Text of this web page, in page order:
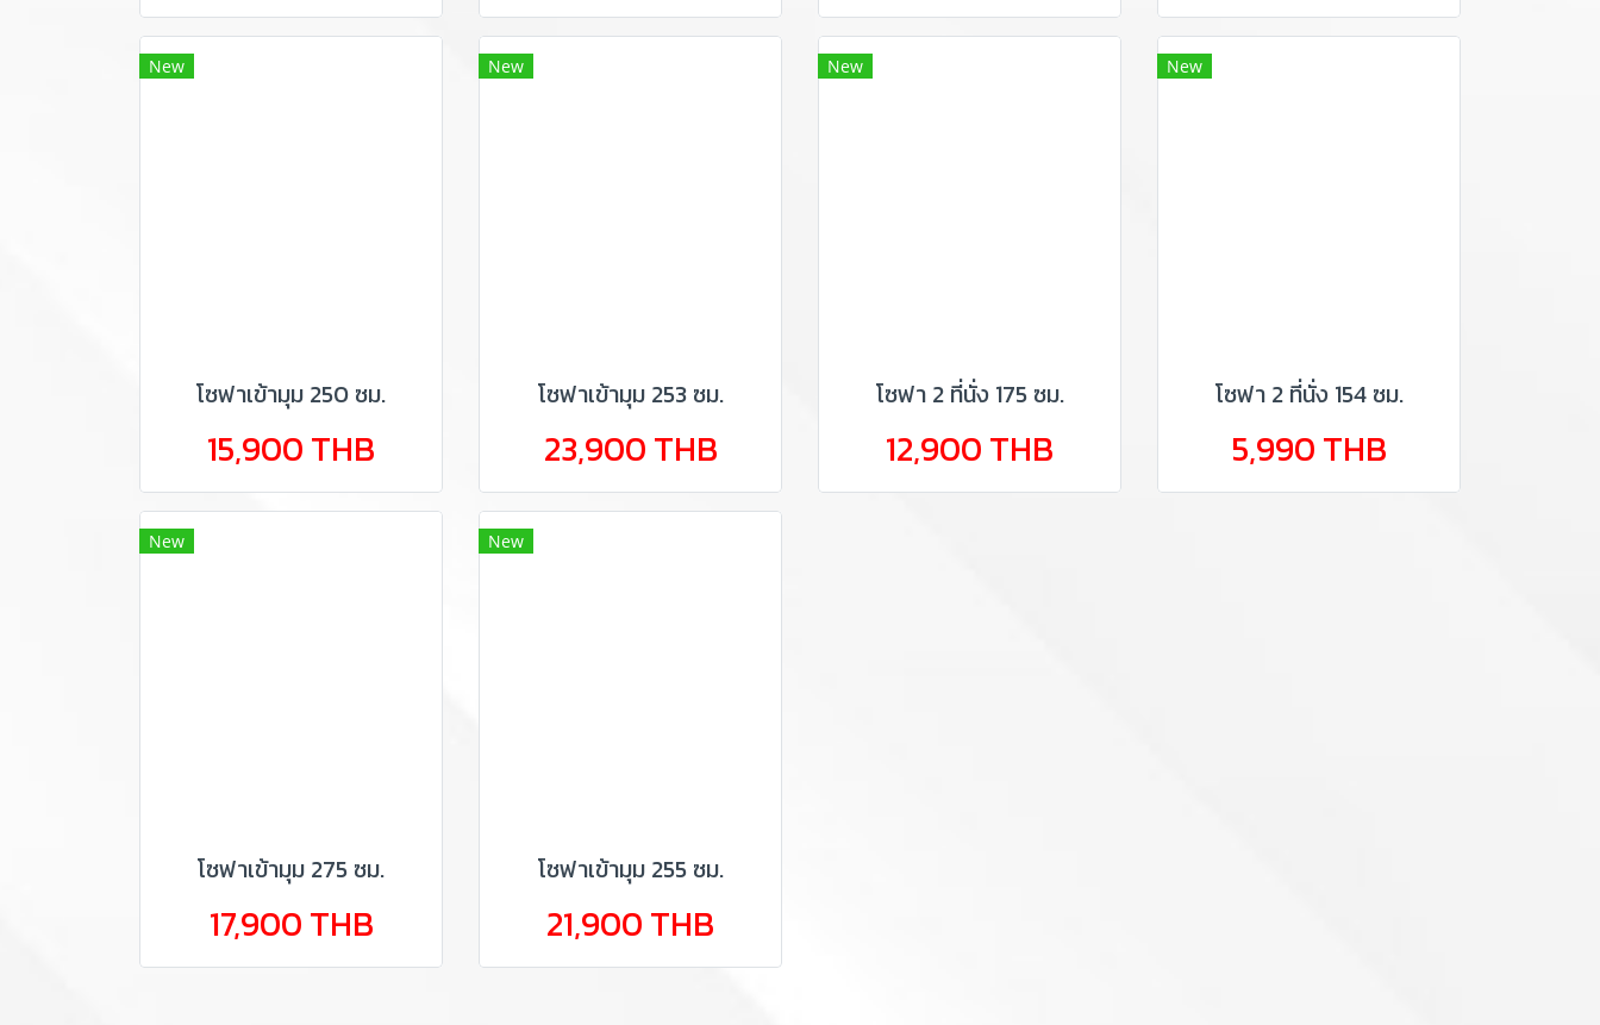
New
โซฟาเข้ามุม 250 ซม.
15,900 THB
New
โซฟาเข้ามุม 253 ซม.
23,900 THB
New
โซฟา 2 ที่นั่ง 175 ซม.
12,900 THB
New
โซฟา 2 ที่นั่ง 154 ซม.
5,990 THB
New
โซฟาเข้ามุม 275 ซม.
17,900 THB
New
โซฟาเข้ามุม 255 ซม.
21,900 THB